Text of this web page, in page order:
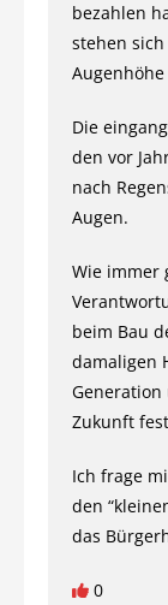
bezahlen
stehen
Die
den vor
nach
Augen.
Wie immer
beim Bau
damaligen
Zukunft
Ich frage
den
das
0